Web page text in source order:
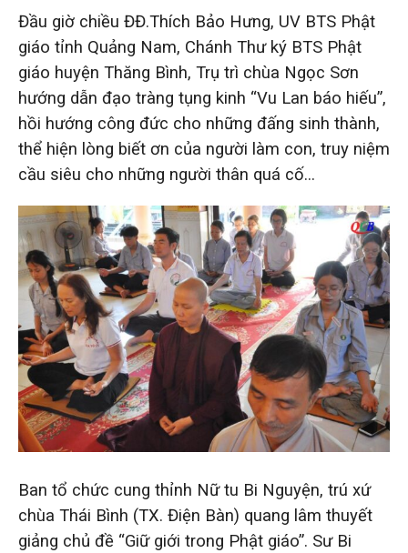
Đầu giờ chiều ĐĐ.Thích Bảo Hưng, UV BTS Phật
giáo tỉnh Quảng Nam, Chánh Thư ký BTS Phật
giáo huyện Thăng Bình, Trụ trì chùa Ngọc Sơn
hướng dẫn đạo tràng tụng kinh “Vu Lan báo hiếu”,
hồi hướng công đức cho những đấng sinh thành,
thể hiện lòng biết ơn của người làm con, truy niệm
cầu siêu cho những người thân quá cố…
Ban tổ chức cung thỉnh Nữ tu Bi Nguyện, trú xứ
chùa Thái Bình (TX. Điện Bàn) quang lâm thuyết
giảng chủ đề “Giữ giới trong Phật giáo”. Sư Bi